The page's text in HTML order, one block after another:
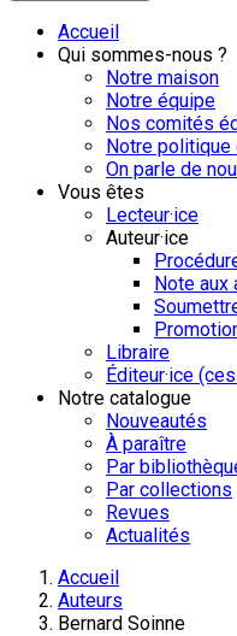
Accueil
Qui sommes-nous ?
Notre maison
Notre équipe
Nos comités
Notre
On parle de
Vous êtes
Lecteur·ice
Auteur·ice
Note aux
Libraire
Éditeur·ice
Notre catalogue
Nouveautés
À paraître
Par
Par collections
Revues
Actualités
Accueil
Auteurs
Bernard Soinne